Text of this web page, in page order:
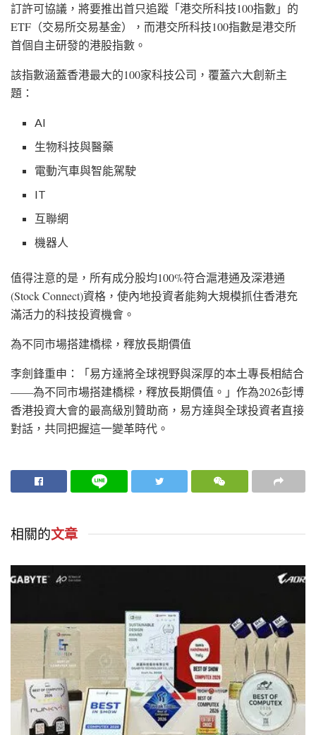
訂許可協議，將要推出首只追蹤「港交所科技100指數」的
ETF（交易所交易基金），而港交所科技100指數是港交所
首個自主研發的港股指數。
該指數涵蓋香港最大的100家科技公司，覆蓋六大創新主
題：
AI
生物科技與醫藥
電動汽車與智能駕駛
IT
互聯網
機器人
值得注意的是，所有成分股均100%符合滬港通及深港通
(Stock Connect)資格，使內地投資者能夠大規模抓住香港充
滿活力的科技投資機會。
為不同市場搭建橋樑，釋放長期價值
李劍鋒重申：「易方達將全球視野與深厚的本土專長相結合
——為不同市場搭建橋樑，釋放長期價值。」作為2026彭博
香港投資大會的最高級別贊助商，易方達與全球投資者直接
對話，共同把握這一變革時代。
相關的文章